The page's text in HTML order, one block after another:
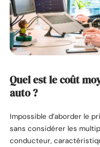
Quel est le coût
auto ?
Impossible d’aborder le
sans considérer les
conducteur,